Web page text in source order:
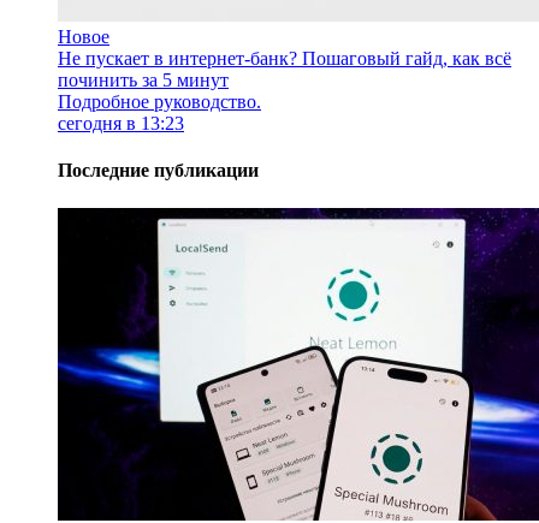
Новое
Не пускает в интернет-банк? Пошаговый гайд, как всё
починить за 5 минут
Подробное руководство.
сегодня в 13:23
Последние публикации